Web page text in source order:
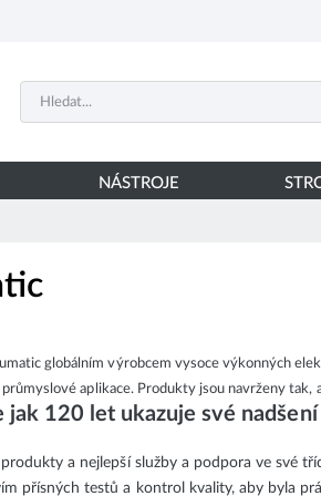
NÁSTROJE
globálním výrobcem vysoce výkonných
aplikace. Produkty jsou navrženy
jak 120 let ukazuje své
a nejlepší služby a podpora ve své
přísných testů a kontrol kvality, aby byla